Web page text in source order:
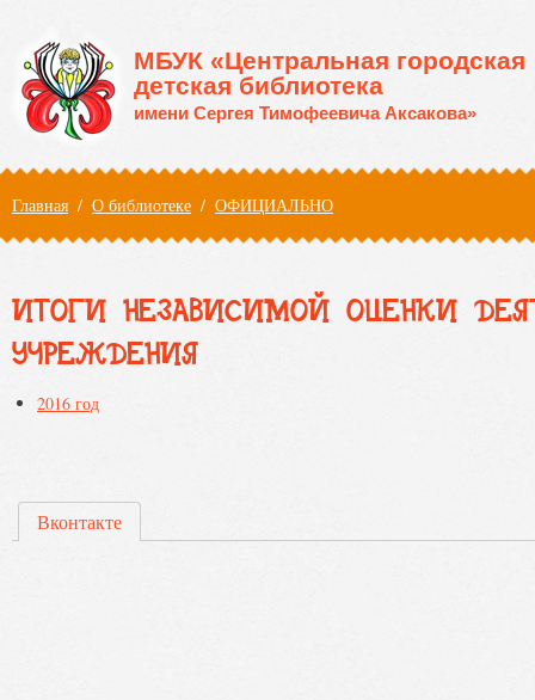
МБУК «Центральная городская
детская библиотека
имени Сергея Тимофеевича Аксакова»
Вы здесь
Главная / О библиотеке / ОФИЦИАЛЬНО
ИТОГИ НЕЗАВИСИМОЙ ОЦЕНКИ
УЧРЕЖДЕНИЯ
2016 год
Вконтакте